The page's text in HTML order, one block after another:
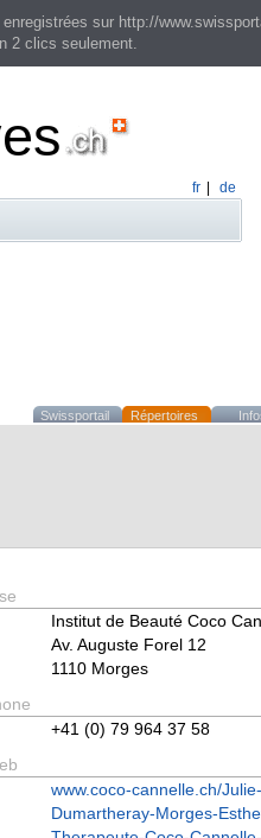
sur http://
2 clics seulement.
fr de
Swissportail Répertoires
Institut de Beauté Coco
Av. Auguste Forel 12
1110 Morges
+41 (0) 79 964 37 58
www.coco-cannelle.ch/Julie-
Dumartheray-Morges-